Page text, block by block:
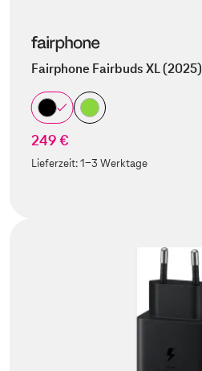
Fairphone Fairbuds XL (2025)
249 €
Lieferzeit:1-3 Werktage